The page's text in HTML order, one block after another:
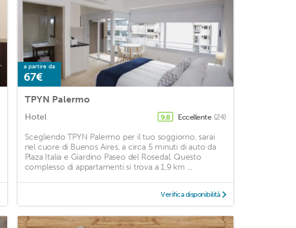
a partire da
67€
TPYN Palermo
Hotel 9,8 Eccellente (24)
Scegliendo TPYN Palermo per il tuo soggiorno, sarai
nel cuore di Buenos Aires, a circa 5 minuti di auto da
Plaza Italia e Giardino Paseo del Rosedal. Questo
complesso di appartamenti si trova a 1,9 km ...
Verifica disponibilità